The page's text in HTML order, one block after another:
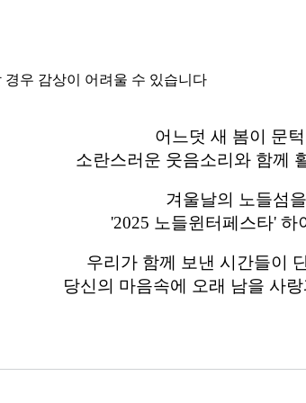
우 감상이 어려울 수 있습니다
어느덧 새 봄이 문
소란스러운 웃음소리와 함께
겨울날의 노들섬
'2025 노들윈터페스타'
우리가 함께 보낸 시간들이
당신의 마음속에 오래 남을 사